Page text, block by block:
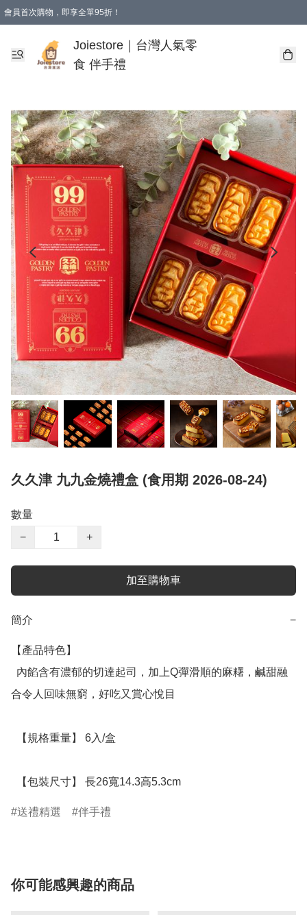
會員首次購物，即享全單95折！
購物滿 HKD 350.00即享免運費優惠！（適用於 本地送貨、本地取貨 )
Joiestore｜台灣人氣零
食 伴手禮
久久津 九九金燒禮盒 (食用期 2026-08-24)
數量
−
+
加至購物車
簡介 −
【產品特色】
合令人回味無窮，好吃又賞心悅目
  【包裝尺寸】 長26寬14.3高5.3cm
送禮精選 伴手禮
你可能感興趣的商品